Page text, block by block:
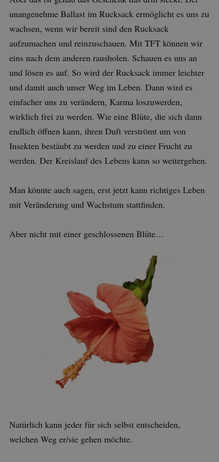
unangenehme Ballast im Rucksack ermöglicht es uns zu
wachsen, wenn wir bereit sind den Rucksack
aufzumachen und reinzuschauen. Mit TFT können wir
eins nach dem anderen rausholen. Schauen es uns an
und lösen es auf. So wird der Rucksack immer leichter
und damit auch unser Weg im Leben. Dann wird es
einfacher uns zu verändern, Karma loszuwerden,
wirklich frei zu werden. Wie eine Blüte, die sich dann
endlich öffnen kann, ihren Duft verströmt um von
Insekten bestäubt zu werden und zu einer Frucht zu
werden. Der Kreislauf des Lebens kann so weitergehen.
Man könnte auch sagen, erst jetzt kann richtiges Leben
mit Veränderung und Wachstum stattfinden.
Aber nicht mit einer geschlossenen Blüte…
Natürlich kann jeder für sich selbst entscheiden,
welchen Weg er/sie gehen möchte.